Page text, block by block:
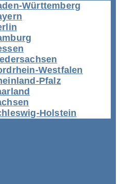
Württemberg
Westfalen
Pfalz
Holstein